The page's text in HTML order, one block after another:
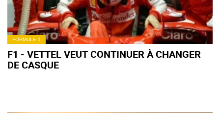
FORMULE 1
F1 - VETTEL VEUT CONTINUER À CHANGER
DE CASQUE